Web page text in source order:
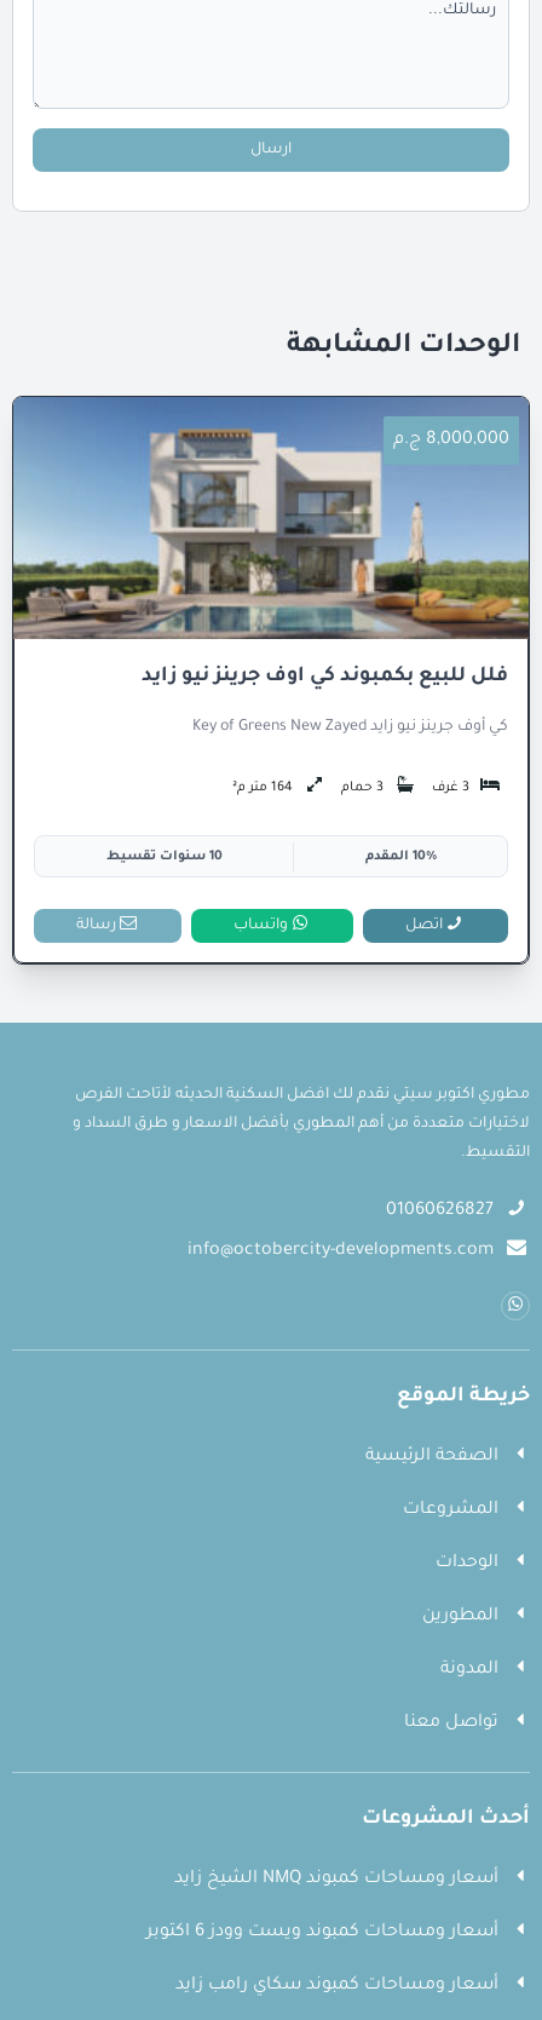
ارسال
الوحدات المشابهة
8,000,000 ج.م
فلل للبيع بكمبوند كي اوف جرينز نيو زايد
كي أوف جرينز نيو زايد Key of Greens New Zayed
3 غرف 3 حمام 164 متر م²
10% المقدم 10 سنوات تقسيط
اتصل واتساب رسالة
مطوري اكتوبر سيتي نقدم لك افضل السكنية الحديثه لأتاحت الفرص
لاختيارات متعددة من أهم المطوري بأفضل الاسعار و طرق السداد و
التقسيط.
01060626827
info@octobercity-developments.com
خريطة الموقع
الصفحة الرئيسية
المشروعات
الوحدات
المطورين
المدونة
تواصل معنا
أحدث المشروعات
أسعار ومساحات كمبوند NMQ الشيخ زايد
أسعار ومساحات كمبوند ويست وودز 6 اكتوبر
أسعار ومساحات كمبوند سكاي رامب زايد